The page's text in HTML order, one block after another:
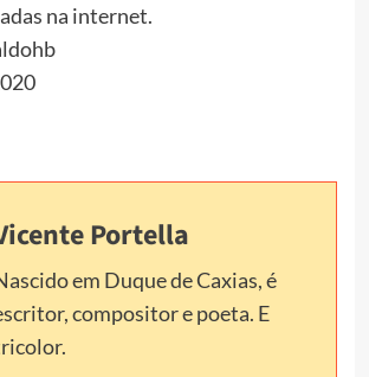
na internet.
Portella
em Duque de Caxias, é
compositor e poeta. E